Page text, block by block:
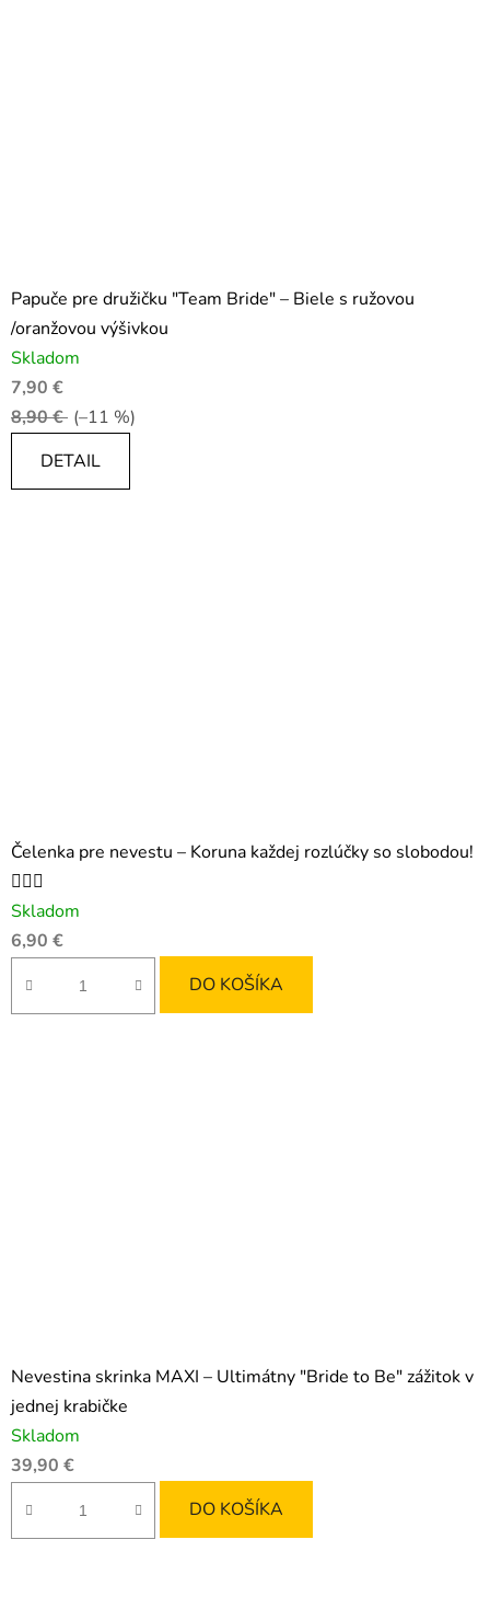
Papuče pre družičku "Team Bride" – Biele s ružovou
/oranžovou výšivkou
Skladom
7,90 €
8,90 € (–11 %)
DETAIL
Čelenka pre nevestu – Koruna každej rozlúčky so slobodou!
👰‍♀️✨
Skladom
6,90 €
DO KOŠÍKA
Nevestina skrinka MAXI – Ultimátny "Bride to Be" zážitok v
jednej krabičke
Skladom
39,90 €
DO KOŠÍKA